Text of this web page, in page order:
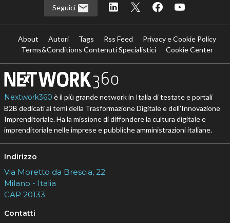
Seguici
About Autori Tags Rss Feed
Privacy e Cookie Policy
Terms&Conditions Contenuti Specialistici
Cookie Center
Nextwork360 è il più grande network in Italia di testate e portali
B2B dedicati ai temi della Trasformazione Digitale e dell’Innovazione
Imprenditoriale. Ha la missione di diffondere la cultura digitale e
imprenditoriale nelle imprese e pubbliche amministrazioni italiane.
Indirizzo
Via Moretto da Brescia, 22
Milano - Italia
CAP 20133
Contatti